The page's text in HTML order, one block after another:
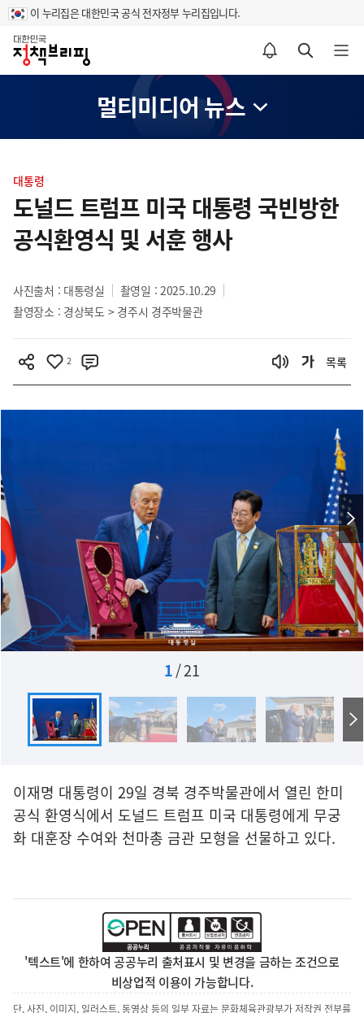
이 누리집은 대한민국 공식 전자정부 누리집입니다.
홈
알림설정 바로가기 검색 바로가기 메뉴 열기
멀티미디어 뉴스
텐
츠
영
역
대통령
도널드 트럼프 미국 대통령 국빈방한
공식환영식 및 서훈 행사
사진출처 : 대통령실
촬영일 : 2025.10.29
촬영장소 : 경상북도 > 경주시 경주박물관
2 목록
1/21
이재명 대통령이 29일 경북 경주박물관에서 열린 한미
공식 환영식에서 도널드 트럼프 미국 대통령에게 무궁
화 대훈장 수여와 천마총 금관 모형을 선물하고 있다.
'텍스트'에 한하여 공공누리 출처표시 및 변경을 금하는 조건으로
비상업적 이용이 가능합니다.
단, 사진, 이미지, 일러스트, 동영상 등의 일부 자료는 문화체육관광부가 저작권 전부를